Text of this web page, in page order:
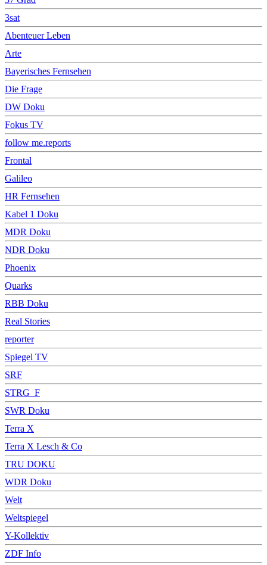
3sat
Abenteuer Leben
Arte
Bayerisches Fernsehen
Die Frage
DW Doku
Fokus TV
follow me.reports
Frontal
Galileo
HR Fernsehen
Kabel 1 Doku
MDR Doku
NDR Doku
Phoenix
Quarks
RBB Doku
Real Stories
reporter
Spiegel TV
SRF
STRG_F
SWR Doku
Terra X
Terra X Lesch & Co
TRU DOKU
WDR Doku
Welt
Weltspiegel
Y-Kollektiv
ZDF Info